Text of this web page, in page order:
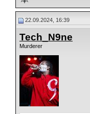
22.09.2024, 16:39
Tech_N9ne
Murderer